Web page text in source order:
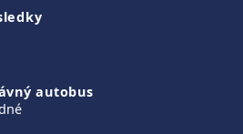
autobus